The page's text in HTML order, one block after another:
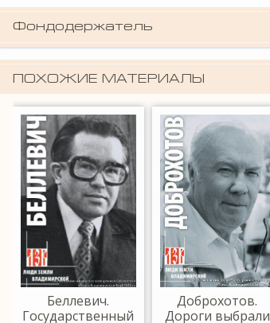
Фондодержатель
Владимирская областная научная
библиотека
ПОХОЖИЕ МАТЕРИАЛЫ
Беллевич.
Государственный
Доброхотов.
Дороги выбрали